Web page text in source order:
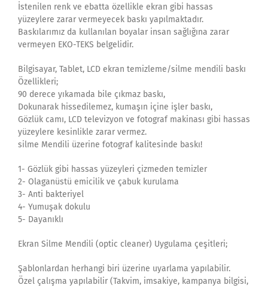
İstenilen renk ve ebatta özellikle ekran gibi hassas
yüzeylere zarar vermeyecek baskı yapılmaktadır.
Baskılarımız da kullanılan boyalar insan sağlığına zarar
vermeyen EKO-TEKS belgelidir.
Bilgisayar, Tablet, LCD ekran temizleme/silme mendili baskı
Özellikleri;
90 derece yıkamada bile çıkmaz baskı,
Dokunarak hissedilemez, kumaşın içine işler baskı,
Gözlük camı, LCD televizyon ve fotograf makinası gibi hassas
yüzeylere kesinlikle zarar vermez.
silme Mendili üzerine fotograf kalitesinde baskı!
1- Gözlük gibi hassas yüzeyleri çizmeden temizler
2- Olaganüstü emicilik ve çabuk kurulama
3- Anti bakteriyel
4- Yumuşak dokulu
5- Dayanıklı
Ekran Silme Mendili (optic cleaner) Uygulama çeşitleri;
Şablonlardan herhangi biri üzerine uyarlama yapılabilir.
Özel çalışma yapılabilir (Takvim, imsakiye, kampanya bilgisi,